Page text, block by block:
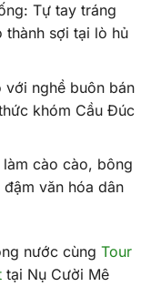
Tự tay tráng
thành sợi tại lò hủ
với nghề buôn bán
khóm Cầu Đúc
cào cào, bông
văn hóa dân
nước cùng Tour
tại Nụ Cười Mê